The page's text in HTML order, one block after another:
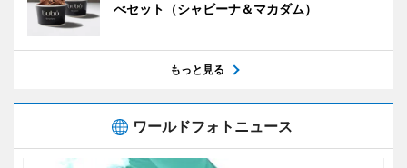
べセット（シャビーナ＆マカダム）
もっと見る
ワールドフォトニュース